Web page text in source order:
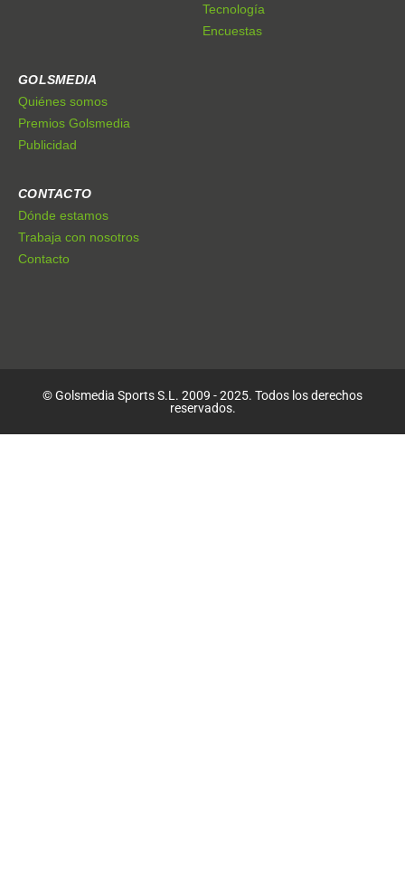
Tecnología
Encuestas
GOLSMEDIA
Quiénes somos
Premios Golsmedia
Publicidad
CONTACTO
Dónde estamos
Trabaja con nosotros
Contacto
© Golsmedia Sports S.L. 2009 - 2025. Todos los derechos
reservados.